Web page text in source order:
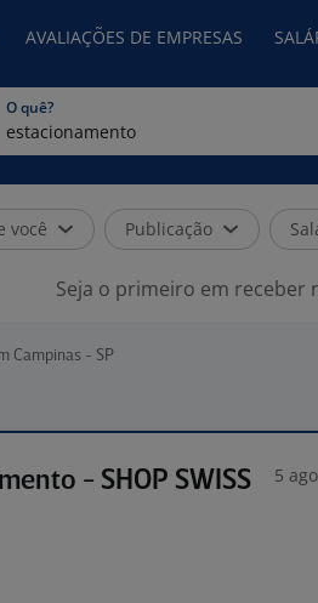
AVALIAÇÕES DE EMPRESAS
O quê?
você Publicação
Seja o primeiro em receber
Campinas - SP
- SHOP SWISS
5 ago